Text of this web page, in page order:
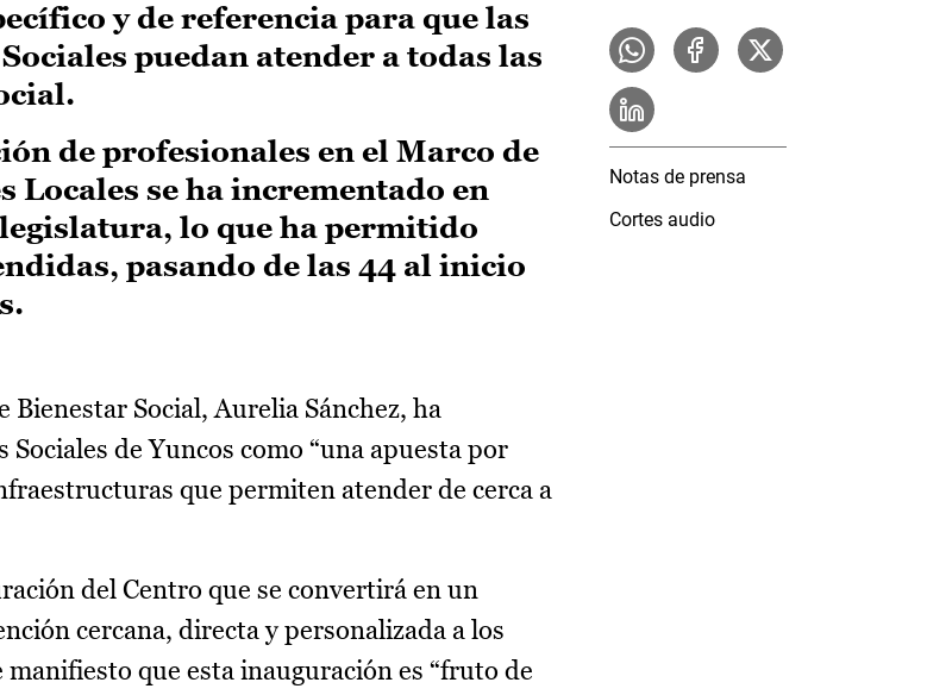
y de referencia para que las
puedan atender a todas las
de profesionales en el Marco de
Locales se ha incrementado en
lo que ha permitido
pasando de las 44 al inicio
Bienestar Social, Aurelia Sánchez, ha
de Yuncos como “una apuesta por
que permiten atender de cerca a
del Centro que se convertirá en un
cercana, directa y personalizada a los
que esta inauguración es “fruto de
Notas de prensa
Cortes audio